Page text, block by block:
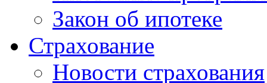
Закон об ипотеке
Страхование
Новости страхования